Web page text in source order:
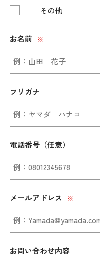
その他
お名前 ※
フリガナ
電話番号（任意）
メールアドレス ※
お問い合わせ内容